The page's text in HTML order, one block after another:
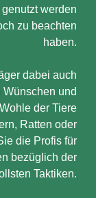
werden
zu beachten
haben.
dabei auch
und
der Tiere
Ratten oder
die Profis für
bezüglich der
Taktiken.